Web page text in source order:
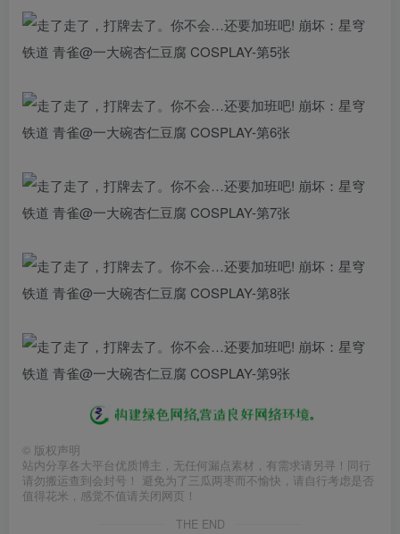
© 版权声明
站内分享各大平台优质博主，无任何漏点素材，有需求请另寻！同行
请勿搬运查到会封号！ 避免为了三瓜两枣而不愉快，请自行考虑是否
值得花米，感觉不值请关闭网页！
THE END